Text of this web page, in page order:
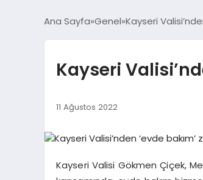
Ana Sayfa Genel Kayseri
Kayseri
11 Ağustos 2022
Kayseri Valisi Gökmen Çiçek,